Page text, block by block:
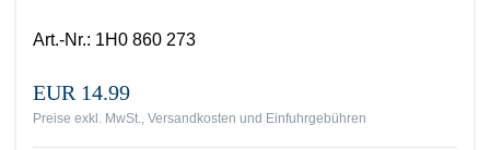
Art.-Nr.: 1H0 860 273
EUR 14.99
Preise exkl. MwSt., Versandkosten und Einfuhrgebühren